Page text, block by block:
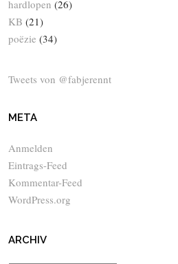
hardlopen (26)
KB (21)
poëzie (34)
Tweets von @fabjerennt
META
Anmelden
Eintrags-Feed
Kommentar-Feed
WordPress.org
ARCHIV